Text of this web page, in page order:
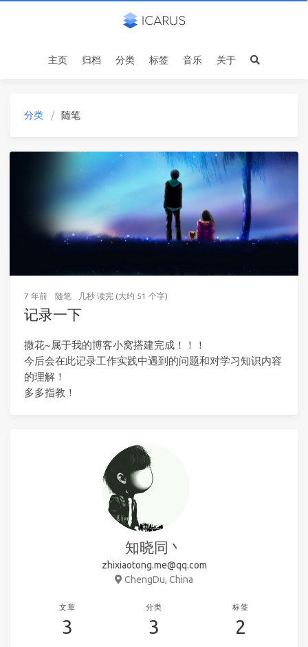
主页 归档 分类 标签 音乐 关于
分类 随笔
7 年前 随笔 几秒 读完 (大约 51 个字)
记录一下
撒花~属于我的博客小窝搭建完成！！！
今后会在此记录工作实践中遇到的问题和对学习知识内容
的理解！
多多指教！
知晓同丶
zhixiaotong.me@qq.com
ChengDu, China
文章
3
分类
3
标签
2